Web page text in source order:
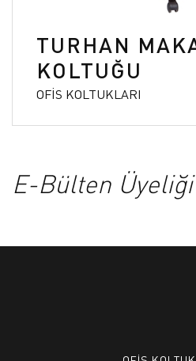
TURHAN
KOLTUĞU
OFİS KOLTUKLARI
E-Bülten Üyeliği